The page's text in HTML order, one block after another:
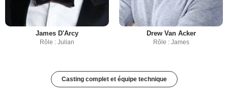
James D'Arcy
Rôle : Julian
Drew Van Acker
Rôle : James
Casting complet et équipe technique